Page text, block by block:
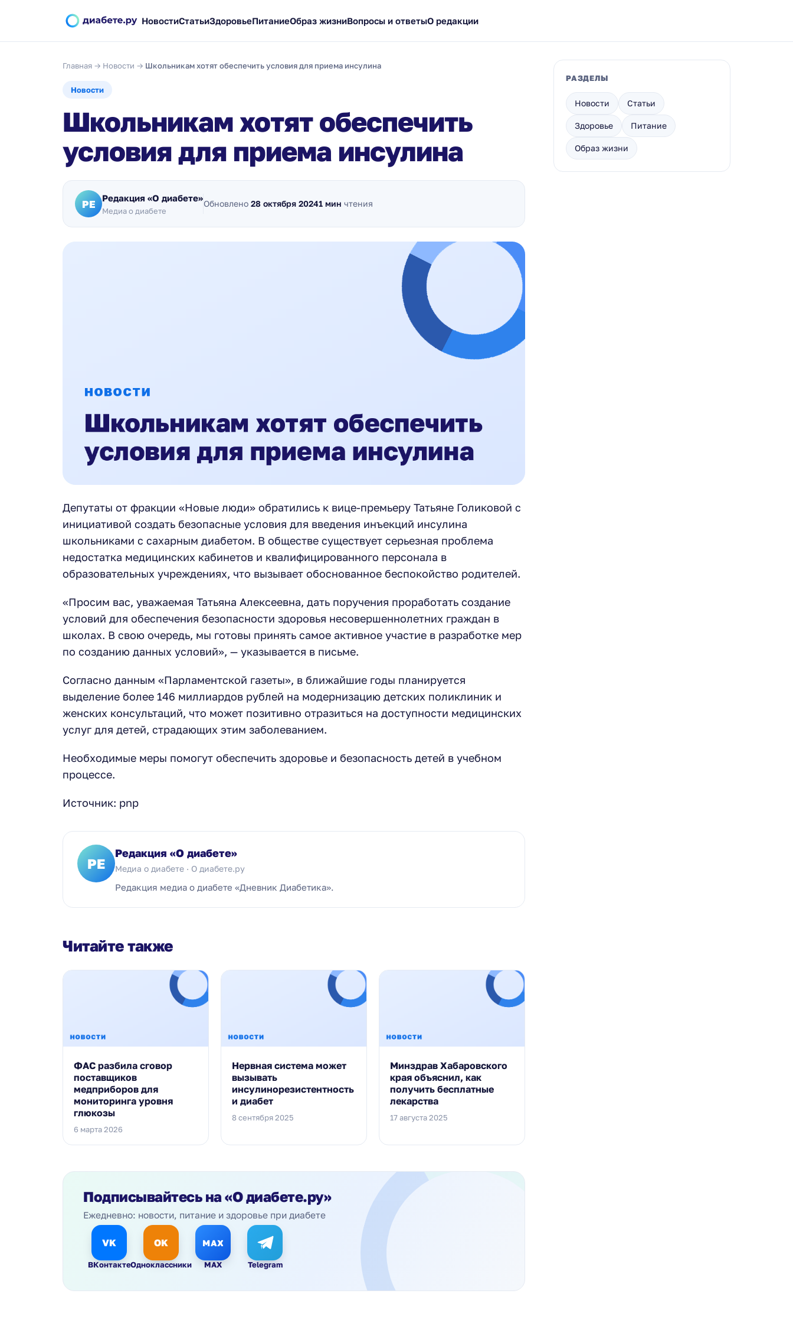
НовостиСтатьиЗдоровьеПитаниеОбраз жизниВопросы и ответыО редакции
Главная → Новости → Школьникам хотят обеспечить условия для приема инсулина
Новости
Школьникам хотят обеспечить
условия для приема инсулина
РЕ Редакция «О диабете»
Медиа о диабете
Обновлено 28 октября 20241 мин чтения
Депутаты от фракции «Новые люди» обратились к вице-премьеру Татьяне Голиковой с
инициативой создать безопасные условия для введения инъекций инсулина
школьниками с сахарным диабетом. В обществе существует серьезная проблема
недостатка медицинских кабинетов и квалифицированного персонала в
образовательных учреждениях, что вызывает обоснованное беспокойство родителей.
«Просим вас, уважаемая Татьяна Алексеевна, дать поручения проработать создание
условий для обеспечения безопасности здоровья несовершеннолетних граждан в
школах. В свою очередь, мы готовы принять самое активное участие в разработке мер
по созданию данных условий», — указывается в письме.
Согласно данным «Парламентской газеты», в ближайшие годы планируется
выделение более 146 миллиардов рублей на модернизацию детских поликлиник и
женских консультаций, что может позитивно отразиться на доступности медицинских
услуг для детей, страдающих этим заболеванием.
Необходимые меры помогут обеспечить здоровье и безопасность детей в учебном
процессе.
Источник: pnp
РЕ
Редакция «О диабете»
Медиа о диабете · О диабете.ру
Редакция медиа о диабете «Дневник Диабетика».
Читайте также
ФАС разбила сговор
поставщиков
медприборов для
мониторинга уровня
глюкозы
6 марта 2026
Нервная система может
вызывать
инсулинорезистентность
и диабет
8 сентября 2025
Минздрав Хабаровского
края объяснил, как
получить бесплатные
лекарства
17 августа 2025
Подписывайтесь на «О диабете.ру»
Ежедневно: новости, питание и здоровье при диабете
VK
ВКонтакте
OK
Одноклассники
MAX
MAX Telegram
РАЗДЕЛЫ
Новости Статьи
Здоровье Питание
Образ жизни